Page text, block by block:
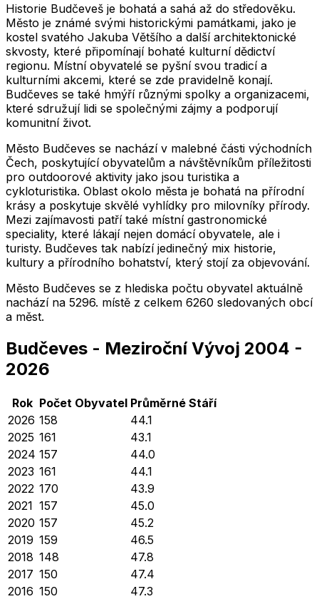
Historie Budčeveš je bohatá a sahá až do středověku.
Město je známé svými historickými památkami, jako je
kostel svatého Jakuba Většího a další architektonické
skvosty, které připomínají bohaté kulturní dědictví
regionu. Místní obyvatelé se pyšní svou tradicí a
kulturními akcemi, které se zde pravidelně konají.
Budčeves se také hmýří různými spolky a organizacemi,
které sdružují lidi se společnými zájmy a podporují
komunitní život.
Město Budčeves se nachází v malebné části východních
Čech, poskytující obyvatelům a návštěvníkům příležitosti
pro outdoorové aktivity jako jsou turistika a
cykloturistika. Oblast okolo města je bohatá na přírodní
krásy a poskytuje skvělé vyhlídky pro milovníky přírody.
Mezi zajímavosti patří také místní gastronomické
speciality, které lákají nejen domácí obyvatele, ale i
turisty. Budčeves tak nabízí jedinečný mix historie,
kultury a přírodního bohatství, který stojí za objevování.
Město Budčeves se z hlediska počtu obyvatel aktuálně
nachází na 5296. místě z celkem 6260 sledovaných obcí
a měst.
Budčeves - Meziroční Vývoj 2004 -
2026
Rok Počet Obyvatel Průměrné Stáří
2026 158
44.1
2025 161
43.1
2024 157
44.0
2023 161
44.1
2022 170
43.9
2021 157
45.0
2020 157
45.2
2019 159
46.5
2018 148
47.8
2017 150
47.4
2016 150 47.3